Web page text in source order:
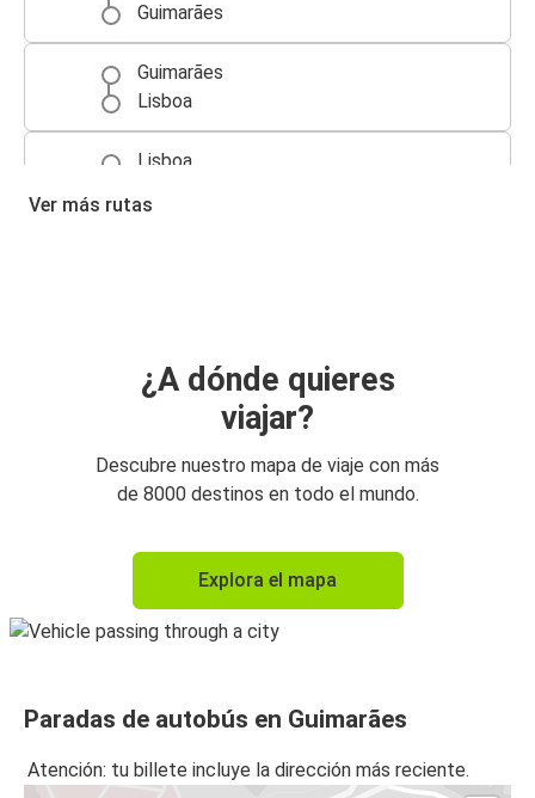
Guimarães
Guimarães
Lisboa
Lisboa
Braga
Oporto (Aeropuerto)
Guimarães
Aveiro
Guimarães
Guimarães
Ver más rutas
¿A dónde quieres
viajar?
Descubre nuestro mapa de viaje con más
de 8000 destinos en todo el mundo.
Explora el mapa
Paradas de autobús en Guimarães
Atención: tu billete incluye la dirección más reciente.